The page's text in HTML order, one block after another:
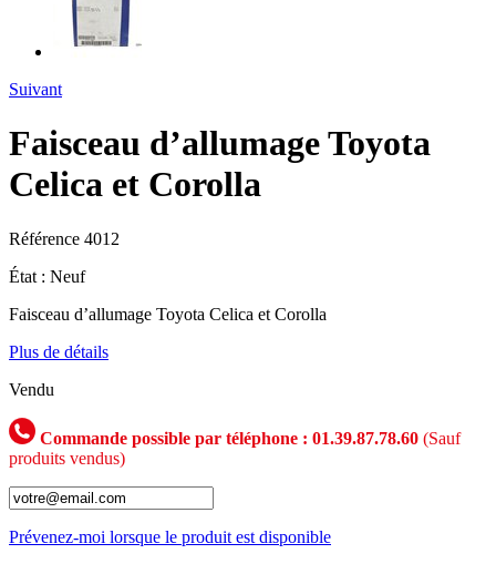
Suivant
Faisceau d’allumage Toyota
Celica et Corolla
Référence 4012
État : Neuf
Faisceau d’allumage Toyota Celica et Corolla
Plus de détails
Vendu
Commande possible par téléphone : 01.39.87.78.60 (Sauf
produits vendus)
Prévenez-moi lorsque le produit est disponible